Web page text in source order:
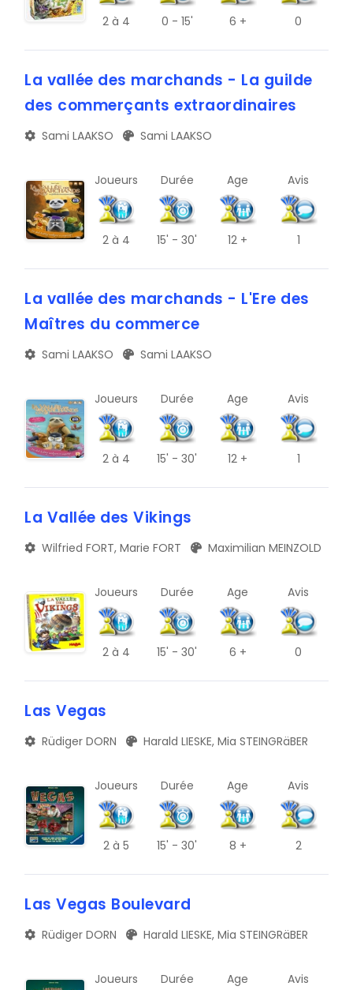
R
V
Z
C
G
O
S
W
#
D
H
P
T
X
2 à 4 0 - 15' 6 + 0
La vallée des marchands - La guilde
des commerçants extraordinaires
Sami LAAKSO Sami LAAKSO
Joueurs
2 à 4
Durée
15' - 30'
Age
12 +
Avis
1
La vallée des marchands - L'Ere des
Maîtres du commerce
Sami LAAKSO Sami LAAKSO
Joueurs
2 à 4
Durée
15' - 30'
Age
12 +
Avis
1
La Vallée des Vikings
Wilfried FORT, Marie FORT Maximilian MEINZOLD
Joueurs
2 à 4
Durée
15' - 30'
Age
6 +
Avis
0
Las Vegas
Rüdiger DORN Harald LIESKE, Mia STEINGRäBER
Joueurs
2 à 5
Durée
15' - 30'
Age
8 +
Avis
2
Las Vegas Boulevard
Rüdiger DORN Harald LIESKE, Mia STEINGRäBER
Joueurs Durée Age Avis